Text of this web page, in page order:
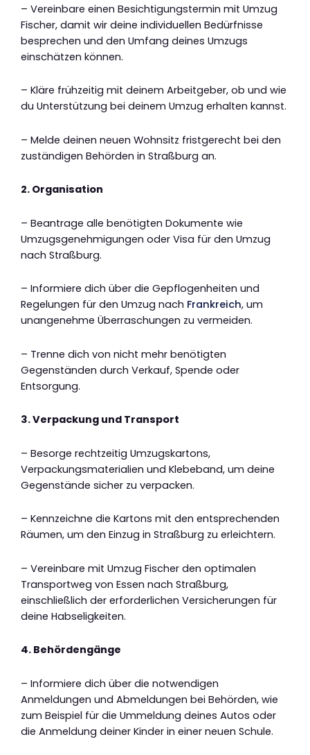
– Vereinbare einen Besichtigungstermin mit Umzug
Fischer, damit wir deine individuellen Bedürfnisse
besprechen und den Umfang deines Umzugs
einschätzen können.
– Kläre frühzeitig mit deinem Arbeitgeber, ob und wie
du Unterstützung bei deinem Umzug erhalten kannst.
– Melde deinen neuen Wohnsitz fristgerecht bei den
zuständigen Behörden in Straßburg an.
2. Organisation
– Beantrage alle benötigten Dokumente wie
Umzugsgenehmigungen oder Visa für den Umzug
nach Straßburg.
– Informiere dich über die Gepflogenheiten und
Regelungen für den Umzug nach Frankreich, um
unangenehme Überraschungen zu vermeiden.
– Trenne dich von nicht mehr benötigten
Gegenständen durch Verkauf, Spende oder
Entsorgung.
3. Verpackung und Transport
– Besorge rechtzeitig Umzugskartons,
Verpackungsmaterialien und Klebeband, um deine
Gegenstände sicher zu verpacken.
– Kennzeichne die Kartons mit den entsprechenden
Räumen, um den Einzug in Straßburg zu erleichtern.
– Vereinbare mit Umzug Fischer den optimalen
Transportweg von Essen nach Straßburg,
einschließlich der erforderlichen Versicherungen für
deine Habseligkeiten.
4. Behördengänge
– Informiere dich über die notwendigen
Anmeldungen und Abmeldungen bei Behörden, wie
zum Beispiel für die Ummeldung deines Autos oder
die Anmeldung deiner Kinder in einer neuen Schule.